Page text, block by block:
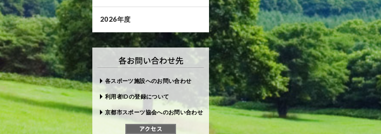
2026年度
各スポーツ施設へのお問い合わせ
利用者IDの登録について
京都市スポーツ協会へのお問い合わせ